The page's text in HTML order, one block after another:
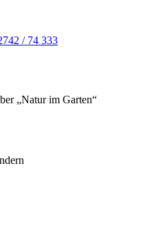
/ 74 333
„Natur im Garten“